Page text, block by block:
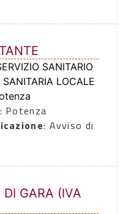
SANITARIO
LOCALE
: Potenza
: Avviso di
DI GARA (IVA